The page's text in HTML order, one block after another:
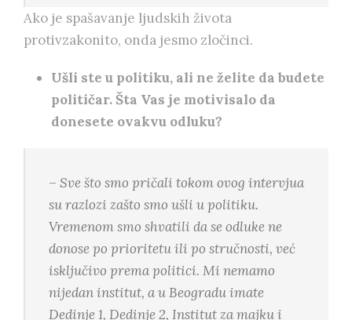
Ako je spašavanje ljudskih života
protivzakonito, onda jesmo zločinci.
Ušli ste u politiku, ali ne želite da budete
političar. Šta Vas je motivisalo da
donesete ovakvu odluku?
– Sve što smo pričali tokom ovog intervjua
su razlozi zašto smo ušli u politiku.
Vremenom smo shvatili da se odluke ne
donose po prioritetu ili po stručnosti, već
isključivo prema politici. Mi nemamo
nijedan institut, a u Beogradu imate
Dedinje 1, Dedinje 2, Institut za majku i